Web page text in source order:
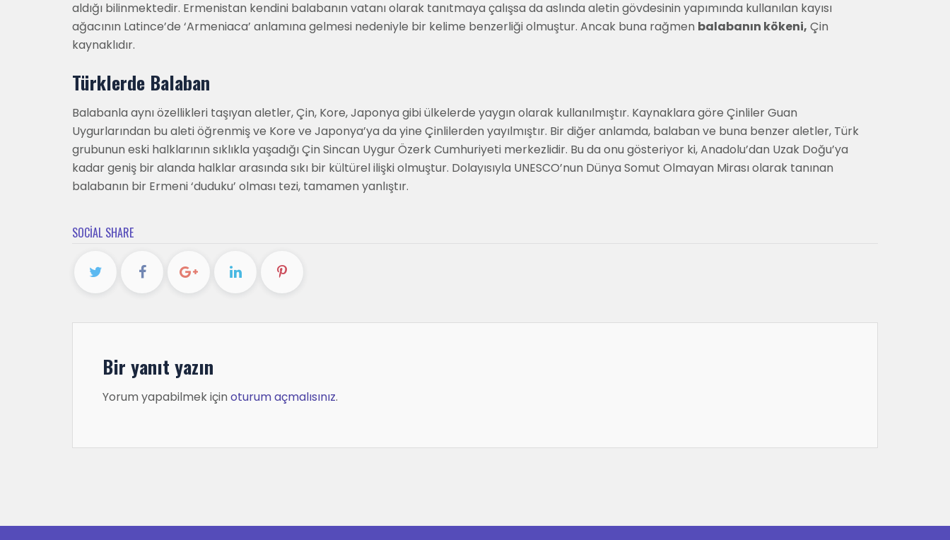
aldığı bilinmektedir. Ermenistan kendini balabanın vatanı olarak tanıtmaya çalışsa da aslında aletin gövdesinin yapımında kullanılan kayısı
ağacının Latince’de ‘Armeniaca’ anlamına gelmesi nedeniyle bir kelime benzerliği olmuştur. Ancak buna rağmen balabanın kökeni, Çin
kaynaklıdır.
Türklerde Balaban
Balabanla aynı özellikleri taşıyan aletler, Çin, Kore, Japonya gibi ülkelerde yaygın olarak kullanılmıştır. Kaynaklara göre Çinliler Guan
Uygurlarından bu aleti öğrenmiş ve Kore ve Japonya’ya da yine Çinlilerden yayılmıştır. Bir diğer anlamda, balaban ve buna benzer aletler, Türk
grubunun eski halklarının sıklıkla yaşadığı Çin Sincan Uygur Özerk Cumhuriyeti merkezlidir. Bu da onu gösteriyor ki, Anadolu’dan Uzak Doğu’ya
kadar geniş bir alanda halklar arasında sıkı bir kültürel ilişki olmuştur. Dolayısıyla UNESCO’nun Dünya Somut Olmayan Mirası olarak tanınan
balabanın bir Ermeni ‘duduku’ olması tezi, tamamen yanlıştır.
SOCIAL SHARE
Bir yanıt yazın
Yorum yapabilmek içinoturum açmalısınız.